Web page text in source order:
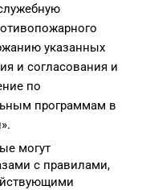
указанных
и согласования и
по
программам в
могут
с правилами,